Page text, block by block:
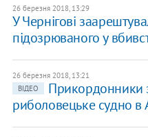
26 березня 2018, 13:29
У Чернігові
підозрюваного у
26 березня 2018, 13:21
ВІДЕО
Прикордонники
риболовецьке судно в